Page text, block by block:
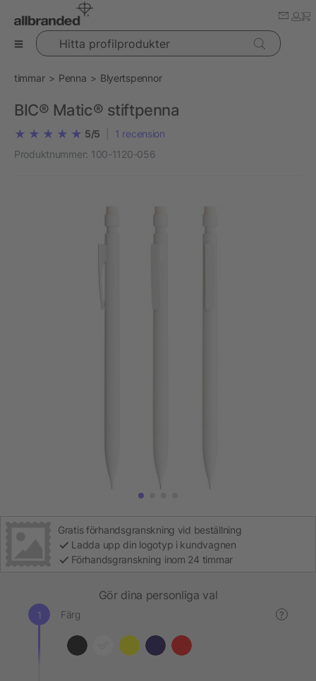
Hitta profilprodukter
timmar Penna Blyertspennor
BIC® Matic® stiftpenna
5/5 1 recension
Produktnummer: 100-1120-056
Gratis förhandsgranskning vid beställning
Ladda upp din logotyp i kundvagnen
Förhandsgranskning inom 24 timmar
Gör dina personliga val
Färg ?